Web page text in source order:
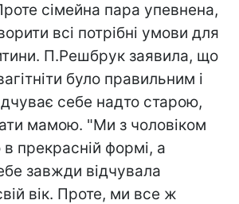
сімейна пара упевнена,
всі потрібні умови для
П.Решбрук заявила, що
було правильним і
себе надто старою,
мамою. "Ми з чоловіком
прекрасній формі, а
завжди відчувала
вік. Проте, ми все ж